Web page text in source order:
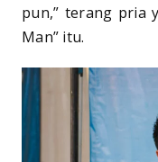
pun,” terang pria
Man” itu.